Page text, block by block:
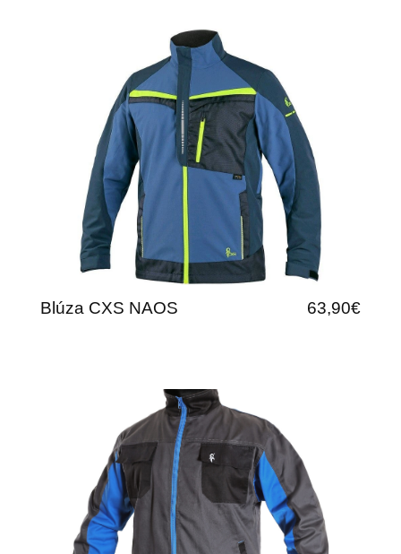
Blúza CXS NAOS 63,90€